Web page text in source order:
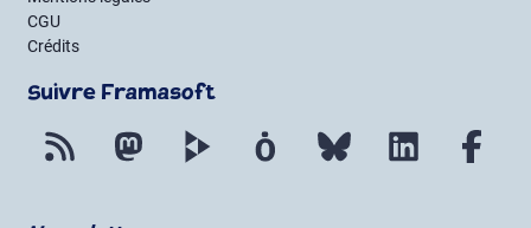
CGU
Crédits
Suivre Framasoft
Flux RSS Mastodon PeerTube Mobilizon Bluesky LinkedIn